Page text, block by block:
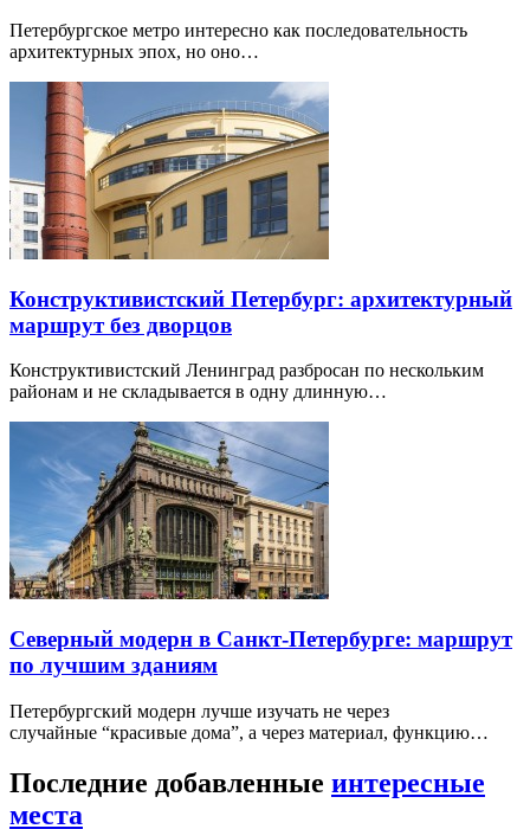
Петербургское метро интересно как последовательность
архитектурных эпох, но оно…
Конструктивистский Петербург: архитектурный
маршрут без дворцов
Конструктивистский Ленинград разбросан по нескольким
районам и не складывается в одну длинную…
Северный модерн в Санкт-Петербурге: маршрут
по лучшим зданиям
Петербургский модерн лучше изучать не через
случайные “красивые дома”, а через материал, функцию…
Последние добавленные интересные
места